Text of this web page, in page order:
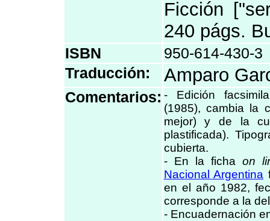
Ficción
240 págs.
ISBN
950-614-430-3
Traducción:
Amparo
Comentarios: - Edición
(1985), cambia la
mejor) y de la
plastificada).
cubierta.
- En la ficha on
Nacional Argentina
en el año 1982,
corresponde a la
- Encuadernación